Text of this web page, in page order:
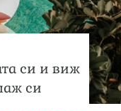
си и виж
си